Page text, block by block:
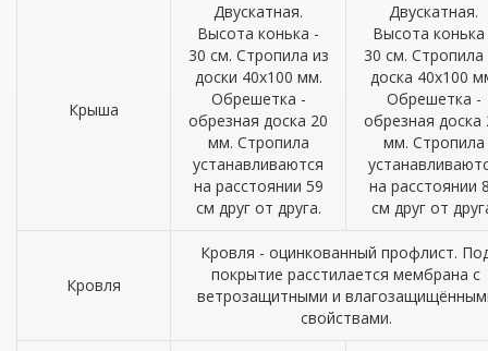
Крыша
Двускатная.
Высота конька -
30 см. Стропила из
доски 40х100 мм.
Обрешетка -
обрезная доска 20
мм. Стропила
устанавливаются
на расстоянии 59
см друг от друга.
Двускатная.
Высота
30 см. Стропила
доска 40х100
Обрешетка -
обрезная доска
мм. Стропила
на расстоянии
см друг от
Кровля
Кровля - оцинкованный профлист.
покрытие расстилается мембрана с
ветрозащитными и
свойствами.